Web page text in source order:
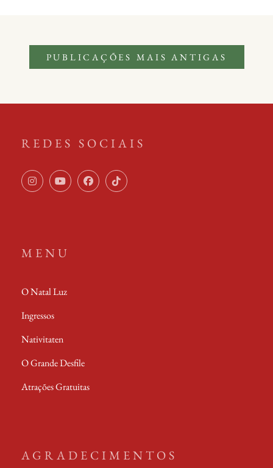
Navegação
posts
PUBLICAÇÕES MAIS ANTIGAS
REDES SOCIAIS
MENU
O Natal Luz
Ingressos
Nativitaten
O Grande Desfile
Atrações Gratuitas
AGRADECIMENTOS